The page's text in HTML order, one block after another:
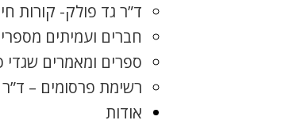
ד”ר גד פולק- קורות
חברים ועמיתים
ספרים ומאמרים
רשימת פרסומים –
אודות